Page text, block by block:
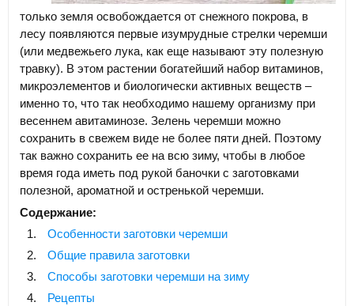
только земля освобождается от снежного покрова, в
лесу появляются первые изумрудные стрелки черемши
(или медвежьего лука, как еще называют эту полезную
травку). В этом растении богатейший набор витаминов,
микроэлементов и биологически активных веществ –
именно то, что так необходимо нашему организму при
весеннем авитаминозе. Зелень черемши можно
сохранить в свежем виде не более пяти дней. Поэтому
так важно сохранить ее на всю зиму, чтобы в любое
время года иметь под рукой баночки с заготовками
полезной, ароматной и остренькой черемши.
Содержание:
Особенности заготовки черемши
Общие правила заготовки
Способы заготовки черемши на зиму
Рецепты